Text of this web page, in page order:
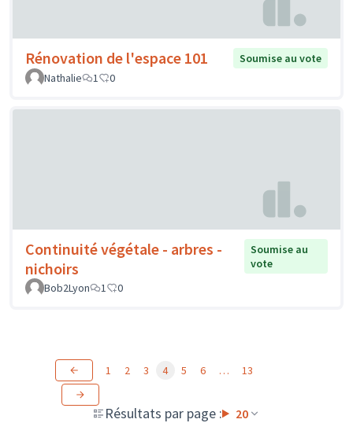
Rénovation de l'espace 101
Soumise au vote
Nathalie
1 0
Continuité végétale - arbres -
nichoirs
Soumise au
vote
Bob2Lyon
1 0
Résultats par page : 20
1 2 3 4 5 6 … 13